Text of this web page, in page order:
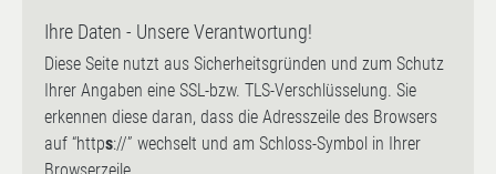
Ihre Daten - Unsere Verantwortung!
Diese Seite nutzt aus Sicherheitsgründen und zum Schutz
Ihrer Angaben eine SSL-bzw. TLS-Verschlüsselung. Sie
erkennen diese daran, dass die Adresszeile des Browsers
auf “https://” wechselt und am Schloss-Symbol in Ihrer